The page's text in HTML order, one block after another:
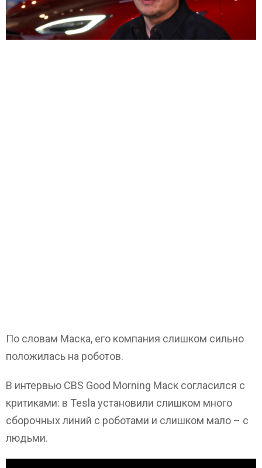
По словам Маска, его компания слишком сильно
положилась на роботов.
В интервью CBS Good Morning Маск согласился с
критиками: в Tesla установили слишком много
сборочных линий с роботами и слишком мало – с
людьми.